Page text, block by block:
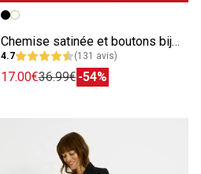
Image précédente
Image suivante
Chemise satinée et boutons bijoux femme
4.7 (131 avis)
17.00€36.99€-54%